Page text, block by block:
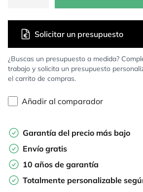
¿Buscas un presupuesto a medida?
trabajo y solicita un presupuesto
el carrito de compras.
Solicitar un presupuesto
Añadir al comparador
Garantía del precio más bajo
Envío gratis
10 años de garantía
Totalmente personalizable